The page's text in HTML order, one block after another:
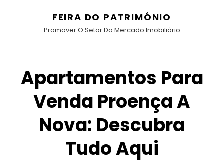
FEIRA DO PATRIMÓNIO
Promover O Setor Do Mercado Imobiliário
Apartamentos Para
Venda Proença A
Nova: Descubra
Tudo Aqui